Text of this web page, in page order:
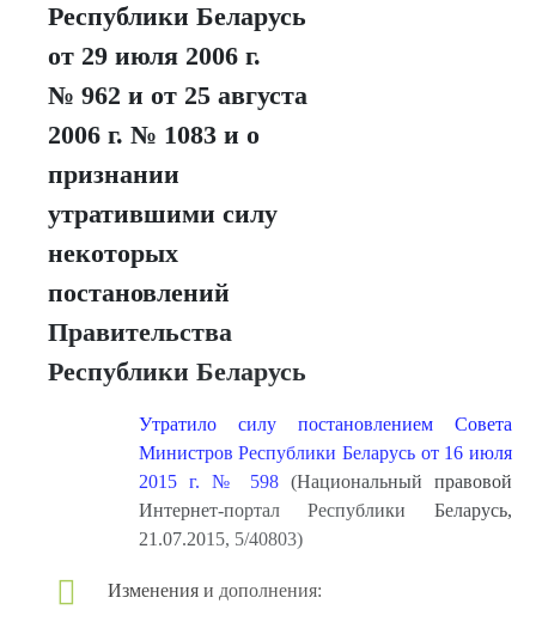
Республики Беларусь
от 29 июля 2006 г.
№ 962 и от 25 августа
2006 г. № 1083 и о
признании
утратившими силу
некоторых
постановлений
Правительства
Республики Беларусь
Утратило силу постановлением Совета
Министров Республики Беларусь от 16 июля
2015 г. № 598(Национальный правовой
Интернет-портал Республики Беларусь,
21.07.2015, 5/40803)
Изменения и дополнения: